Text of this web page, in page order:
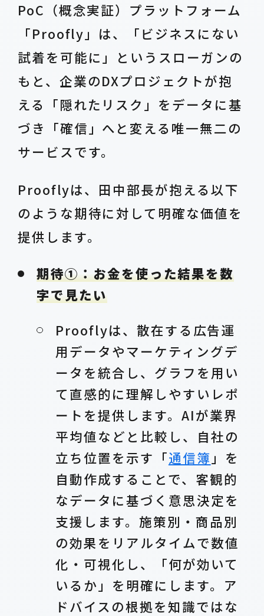
PoC（概念実証）プラットフォーム
「Proofly」は、「ビジネスにない
試着を可能に」というスローガンの
もと、企業のDXプロジェクトが抱
える「隠れたリスク」をデータに基
づき「確信」へと変える唯一無二の
サービスです。
Prooflyは、田中部長が抱える以下
のような期待に対して明確な価値を
提供します。
期待①：お金を使った結果を数
字で見たい
Prooflyは、散在する広告運
用データやマーケティングデ
ータを統合し、グラフを用い
て直感的に理解しやすいレポ
ートを提供します。AIが業界
平均値などと比較し、自社の
立ち位置を示す「通信簿 」を
自動作成することで、客観的
なデータに基づく意思決定を
支援します。施策別・商品別
の効果をリアルタイムで数値
化・可視化し、「何が効いて
いるか」を明確にします。ア
ドバイスの根拠を知識ではな